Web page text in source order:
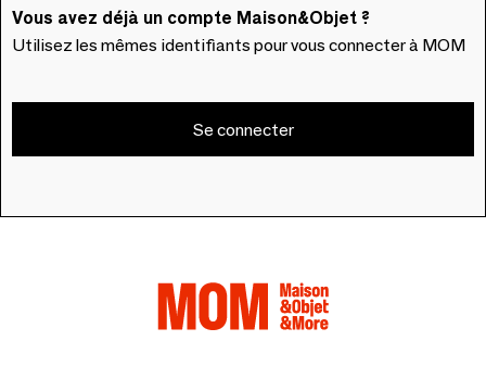
Vous avez déjà un compte Maison&Objet ?
Utilisez les mêmes identifiants pour vous connecter à MOM
Se connecter